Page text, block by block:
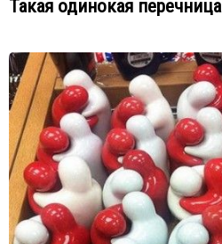
Такая одинокая перечница